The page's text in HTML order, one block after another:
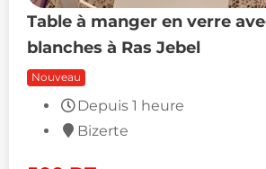
Table à manger en verre
Nouveau
500DT